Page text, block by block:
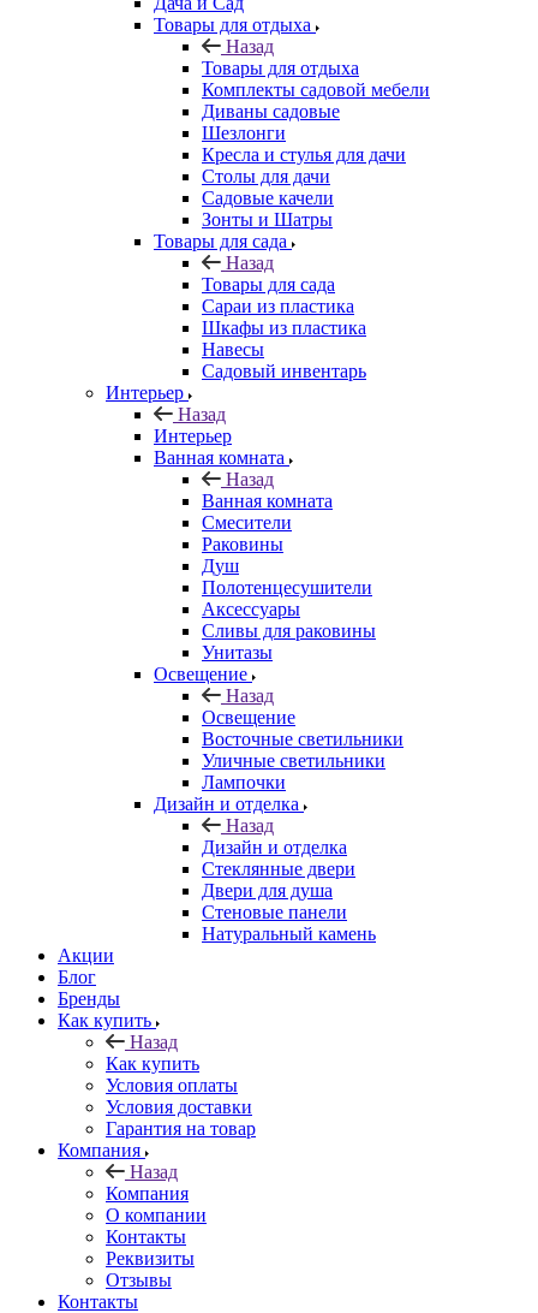
Товары для отдыха
Назад
Товары для отдыха
Комплекты садовой мебели
Диваны садовые
Шезлонги
Кресла и стулья для дачи
Столы для дачи
Садовые качели
Зонты и Шатры
Товары для сада
Назад
Товары для сада
Сараи из пластика
Шкафы из пластика
Навесы
Садовый инвентарь
Интерьер
Назад
Интерьер
Ванная комната
Назад
Ванная комната
Смесители
Раковины
Душ
Полотенцесушители
Аксессуары
Сливы для раковины
Унитазы
Освещение
Назад
Освещение
Восточные светильники
Уличные светильники
Лампочки
Дизайн и отделка
Назад
Дизайн и отделка
Стеклянные двери
Двери для душа
Стеновые панели
Натуральный камень
Акции
Блог
Бренды
Как купить
Назад
Как купить
Условия оплаты
Условия доставки
Гарантия на товар
Компания
Назад
Компания
О компании
Контакты
Реквизиты
Отзывы
Контакты